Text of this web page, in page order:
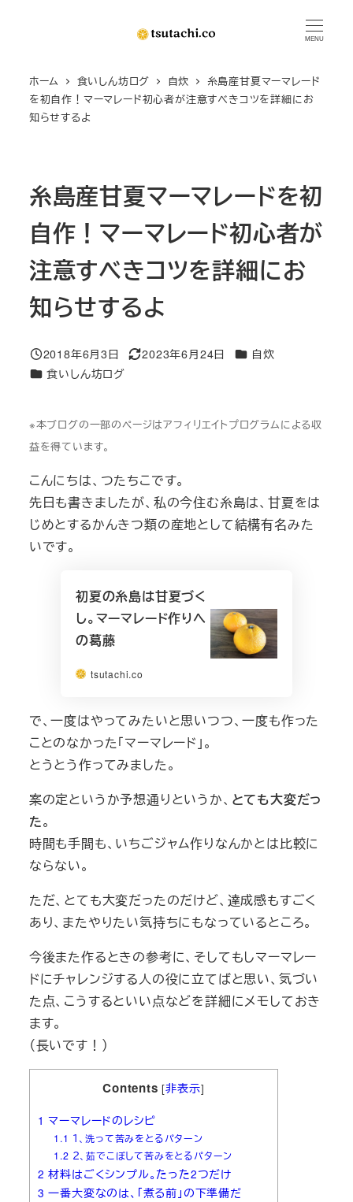
MENU
ホーム 食いしん坊ログ 自炊
糸島産甘夏マーマレード
を初自作！マーマレード初心者が注意すべきコツを詳細にお
知らせするよ
糸島産甘夏マーマレードを初
自作！マーマレード初心者が
注意すべきコツを詳細にお
知らせするよ
投稿日
2018年6月3日
更新日
2023年6月24日 カテゴリー
自炊
カテゴリー
食いしん坊ログ
※本ブログの一部のページはアフィリエイトプログラムによる収
益を得ています。
こんにちは、つたちこです。
先日も書きましたが、私の今住む糸島は、甘夏をは
じめとするかんきつ類の産地として結構有名みた
いです。
初夏の糸島は甘夏づく
し。マーマレード作りへ
の葛藤
tsutachi.co
で、一度はやってみたいと思いつつ、一度も作った
ことのなかった「マーマレード」。
とうとう作ってみました。
案の定というか予想通りというか、 とても大変だっ
た。
時間も手間も、いちごジャム作りなんかとは比較に
ならない。
ただ、とても大変だったのだけど、達成感もすごく
あり、またやりたい気持ちにもなっているところ。
今後また作るときの参考に、そしてもしマーマレー
ドにチャレンジする人の役に立てばと思い、気づい
た点、こうするといい点などを詳細にメモしておき
ます。
（長いです！）
Contents [非表示]
1 マーマレードのレシピ
1.1 １、洗って苦みをとるパターン
1.2 ２、茹でこぼして苦みをとるパターン
2 材料はごくシンプル。たった2つだけ
3 一番大変なのは、「煮る前」の下準備だ